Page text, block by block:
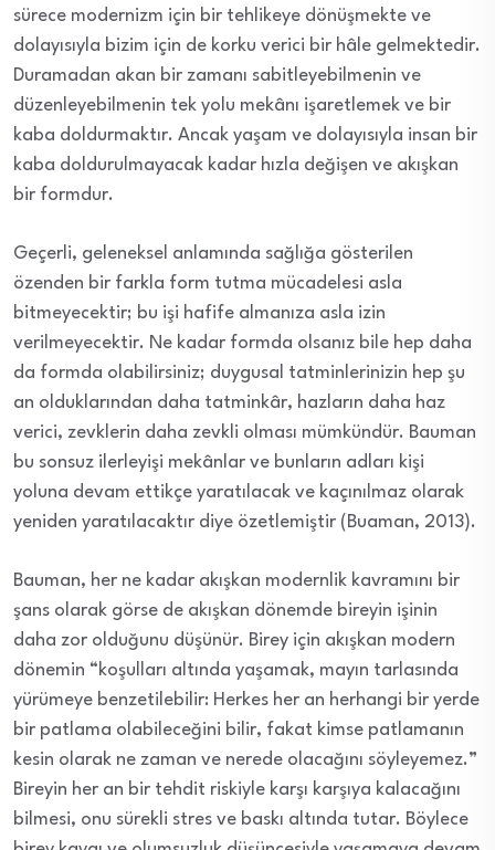
sürece modernizm için bir tehlikeye dönüşmekte ve
dolayısıyla bizim için de korku verici bir hâle gelmektedir.
Duramadan akan bir zamanı sabitleyebilmenin ve
düzenleyebilmenin tek yolu mekânı işaretlemek ve bir
kaba doldurmaktır. Ancak yaşam ve dolayısıyla insan bir
kaba doldurulmayacak kadar hızla değişen ve akışkan
bir formdur.
Geçerli, geleneksel anlamında sağlığa gösterilen
özenden bir farkla form tutma mücadelesi asla
bitmeyecektir; bu işi hafife almanıza asla izin
verilmeyecektir. Ne kadar formda olsanız bile hep daha
da formda olabilirsiniz; duygusal tatminlerinizin hep şu
an olduklarından daha tatminkâr, hazların daha haz
verici, zevklerin daha zevkli olması mümkündür. Bauman
bu sonsuz ilerleyişi mekânlar ve bunların adları kişi
yoluna devam ettikçe yaratılacak ve kaçınılmaz olarak
yeniden yaratılacaktır diye özetlemiştir (Buaman, 2013).
Bauman, her ne kadar akışkan modernlik kavramını bir
şans olarak görse de akışkan dönemde bireyin işinin
daha zor olduğunu düşünür. Birey için akışkan modern
dönemin “koşulları altında yaşamak, mayın tarlasında
yürümeye benzetilebilir: Herkes her an herhangi bir yerde
bir patlama olabileceğini bilir, fakat kimse patlamanın
kesin olarak ne zaman ve nerede olacağını söyleyemez.”
Bireyin her an bir tehdit riskiyle karşı karşıya kalacağını
bilmesi, onu sürekli stres ve baskı altında tutar. Böylece